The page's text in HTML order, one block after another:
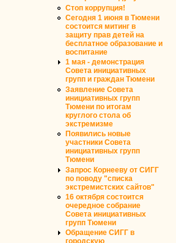
Стоп коррупция!
Сегодня 1 июня в Тюмени
состоится митинг в
защиту прав детей на
бесплатное образование и
воспитание
1 мая - демонстрация
Совета инициативных
групп и граждан Тюмени
Заявление Совета
инициативных групп
Тюмени по итогам
круглого стола об
экстремизме
Появились новые
участники Совета
инициативных групп
Тюмени
Запрос Корнееву от СИГГ
по поводу "списка
экстремистских сайтов"
16 октября состоится
очередное собрание
Совета инициативных
групп Тюмени
Обращение СИГГ в